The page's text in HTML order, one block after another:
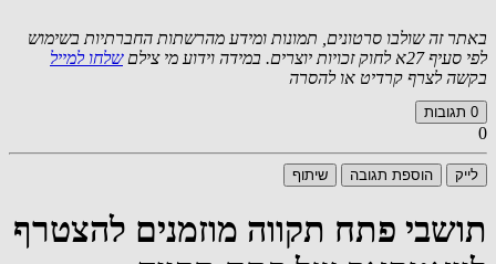
באתר זה שולבו סרטונים, תמונות ומידע מהרשתות החברתיות בשימוש
לפי סעיף 27א לחוק זכויות יוצרים. במידה וידוע מי צילם
שלחו למייל
בקשה לצרף קרדיט או להסרה
0 תגובות
0
לייק הוספת תגובה שיתוף
תושבי פתח תקווה מוזמנים להצטרף